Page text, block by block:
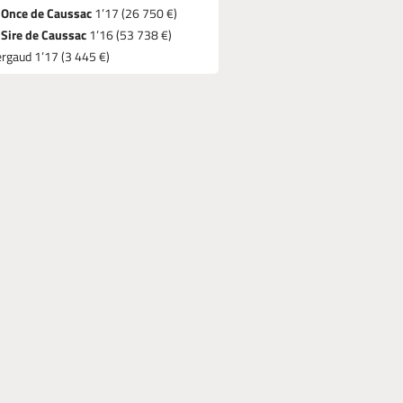
Once de Caussac1’17 (26 750 €)
Sire de Caussac1’16 (53 738 €)
1’17 (3 445 €)